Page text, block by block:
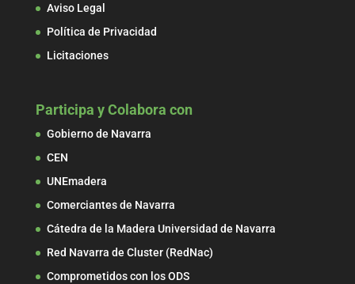
Aviso Legal
Política de Privacidad
Licitaciones
Participa y Colabora con
Gobierno de Navarra
CEN
UNEmadera
Comerciantes de Navarra
Cátedra de la Madera Universidad de Navarra
Red Navarra de Cluster (RedNac)
Comprometidos con los ODS